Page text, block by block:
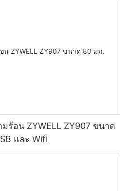
มร้อน ZYWELL ZY907 ขนาด
และ Wifi